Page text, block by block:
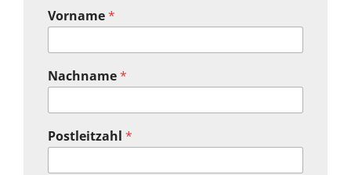
Vorname*
Nachname*
Postleitzahl *